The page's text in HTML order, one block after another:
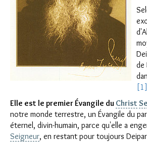
de
[1]
Elle est le premier Évangile du Christ
notre monde terrestre, un Évangile du
éternel, divin-humain, parce qu'elle a
Seigneur, en restant pour toujours